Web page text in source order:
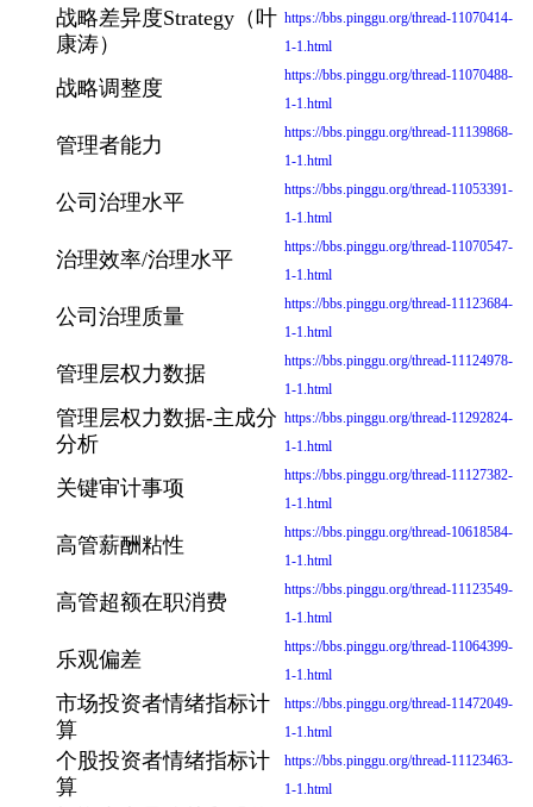
战略差异度Strategy（叶
康涛）
https://bbs.pinggu.org/thread-11070414-
1-1.html
战略调整度
https://bbs.pinggu.org/thread-11070488-
1-1.html
管理者能力
https://bbs.pinggu.org/thread-11139868-
1-1.html
公司治理水平
https://bbs.pinggu.org/thread-11053391-
1-1.html
治理效率/治理水平
https://bbs.pinggu.org/thread-11070547-
1-1.html
公司治理质量
https://bbs.pinggu.org/thread-11123684-
1-1.html
管理层权力数据
https://bbs.pinggu.org/thread-11124978-
1-1.html
管理层权力数据-主成分
分析
https://bbs.pinggu.org/thread-11292824-
1-1.html
关键审计事项
https://bbs.pinggu.org/thread-11127382-
1-1.html
高管薪酬粘性
https://bbs.pinggu.org/thread-10618584-
1-1.html
高管超额在职消费
https://bbs.pinggu.org/thread-11123549-
1-1.html
乐观偏差
https://bbs.pinggu.org/thread-11064399-
1-1.html
市场投资者情绪指标计
算
https://bbs.pinggu.org/thread-11472049-
1-1.html
个股投资者情绪指标计
算
https://bbs.pinggu.org/thread-11123463-
1-1.html